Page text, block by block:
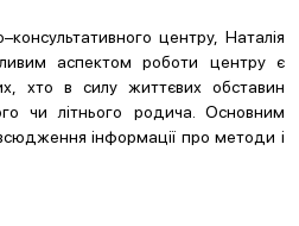
центру, Наталія
аспектом роботи центру є
хто в силу життєвих обставин
чи літнього родича. Основним
інформації про методи і